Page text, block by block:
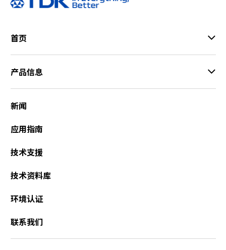
首页
产品信息
新闻
应用指南
技术支援
技术资料库
环境认证
联系我们